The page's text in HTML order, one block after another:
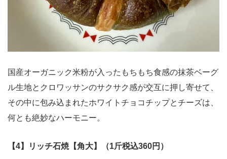
国産オーガニック米粉が入ったもちもち食感の抹茶ベーグ
ル生地とクロワッサンのサクサク感が交互に押し寄せて、
その中に包み込まれたホワイトチョコチップとチーズは、
何とも絶妙なハーモニー。
【4】リッチ石焼【角大】（1斤税込360円）